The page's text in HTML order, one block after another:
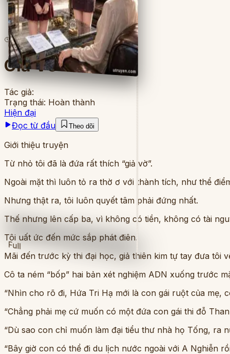
Full
4lượt đọc· 8chương
Giả Vờ Đỉnh Cấp
Tác giả:
Trạng thái: Hoàn thành
Hiện đại
Đọc từ đầu
Theo dõi
Giới thiệu truyện
Từ nhỏ tôi đã là đứa rất thích “giả vờ”.
Ngoài mặt thì luôn tỏ ra thờ ơ với thành tích, như thể
Nhưng thật ra, tôi luôn quyết tâm phải đứng nhất.
Thế nhưng lên cấp ba, vì không có tiền, không có tài
Tôi uất ức đến mức sắp phát điên.
Mãi đến trước kỳ thi đại học, giả thiên kim tự tay đưa tôi
Cô ta ném “bốp” hai bản xét nghiệm ADN xuống trước
“Nhìn cho rõ đi, Hứa Tri Hạ mới là con gái ruột của mẹ,
“Chẳng phải mẹ cứ muốn có một đứa con gái thi đỗ
“Dù sao con chỉ muốn làm đại tiểu thư nhà họ Tống, ra
“Bây giờ con có thể đi du lịch nước ngoài với A Nghiễn